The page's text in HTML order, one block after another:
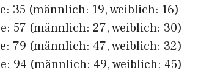
35 (männlich: 19, weiblich: 16)
57 (männlich: 27, weiblich: 30)
79 (männlich: 47, weiblich: 32)
94 (männlich: 49, weiblich: 45)